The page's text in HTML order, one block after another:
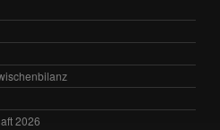
2026